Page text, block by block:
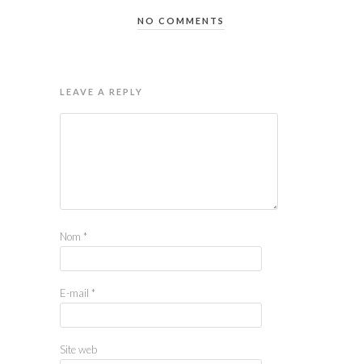
NO COMMENTS
LEAVE A REPLY
Nom *
E-mail *
Site web